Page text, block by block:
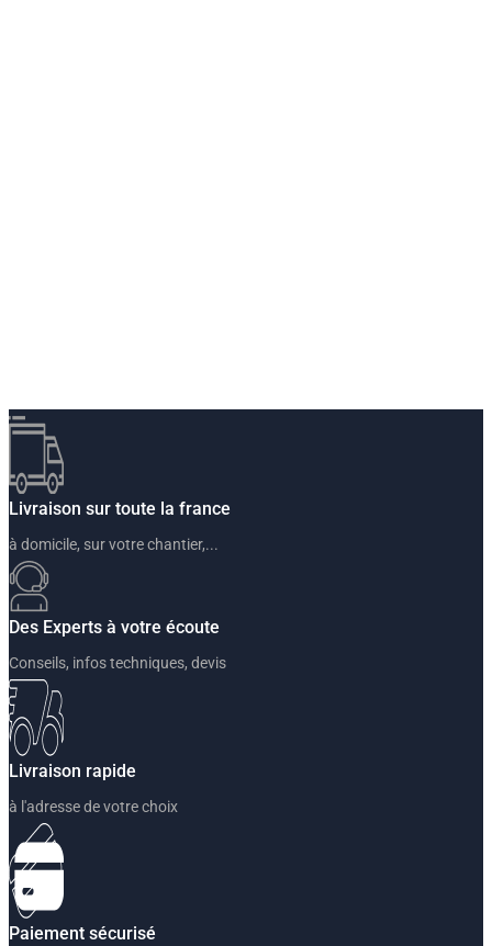
Livraison sur toute la france
à domicile, sur votre chantier,...
Des Experts à votre écoute
Conseils, infos techniques, devis
Livraison rapide
à l'adresse de votre choix
Paiement sécurisé